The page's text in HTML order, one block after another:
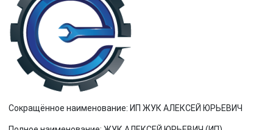
Сокращённое наименование: ИП ЖУК АЛЕКСЕЙ ЮРЬЕВИЧ